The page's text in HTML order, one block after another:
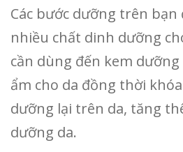
Các bước dưỡng trên bạn
nhiều chất dinh dưỡng
cần dùng đến kem
ẩm cho da đồng thời
dưỡng lại trên da, tăng
dưỡng da.